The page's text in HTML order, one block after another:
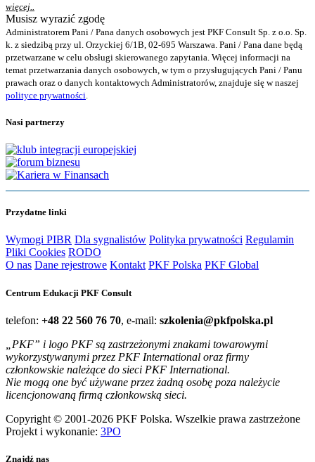
więcej..
Musisz wyrazić zgodę
Administratorem Pani / Pana danych osobowych jest PKF Consult Sp. z o.o. Sp.
k. z siedzibą przy ul. Orzyckiej 6/1B, 02-695 Warszawa. Pani / Pana dane będą
przetwarzane w celu obsługi skierowanego zapytania. Więcej informacji na
temat przetwarzania danych osobowych, w tym o przysługujących Pani / Panu
prawach oraz o danych kontaktowych Administratorów, znajduje się w naszej
polityce prywatności
Nasi partnerzy
Przydatne linki
Wymogi PIBR Dla sygnalistów Polityka prywatności Regulamin
Pliki Cookies RODO
O nas Dane rejestrowe Kontakt PKF Polska PKF Global
Centrum Edukacji PKF Consult
telefon: +48 22 560 76 70, e-mail: szkolenia@pkfpolska.pl
„PKF” i logo PKF są zastrzeżonymi znakami towarowymi
wykorzystywanymi przez PKF International oraz firmy
członkowskie należące do sieci PKF International.
Nie mogą one być używane przez żadną osobę poza należycie
licencjonowaną firmą członkowską sieci.
Copyright © 2001-2026 PKF Polska. Wszelkie prawa zastrzeżone
Projekt i wykonanie: 3PO
Znajdź nas